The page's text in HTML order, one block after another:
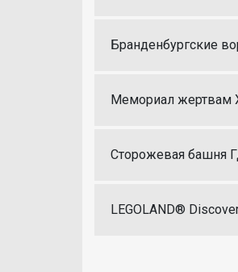
Бранденбургские
Мемориал жертвам
Сторожевая башня
LEGOLAND®